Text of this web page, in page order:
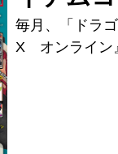
毎月、「ドラ
X オンライン